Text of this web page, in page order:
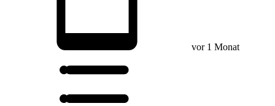
vor 1 Monat